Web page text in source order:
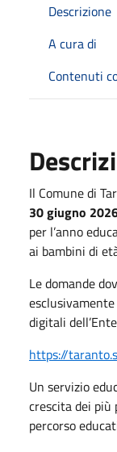
Descrizione
A cura di
Contenuti
Il Comune di
30 giugno
per l’anno
ai bambini di
Le domande
digitali
https://
Un servizio
crescita dei più
percorso